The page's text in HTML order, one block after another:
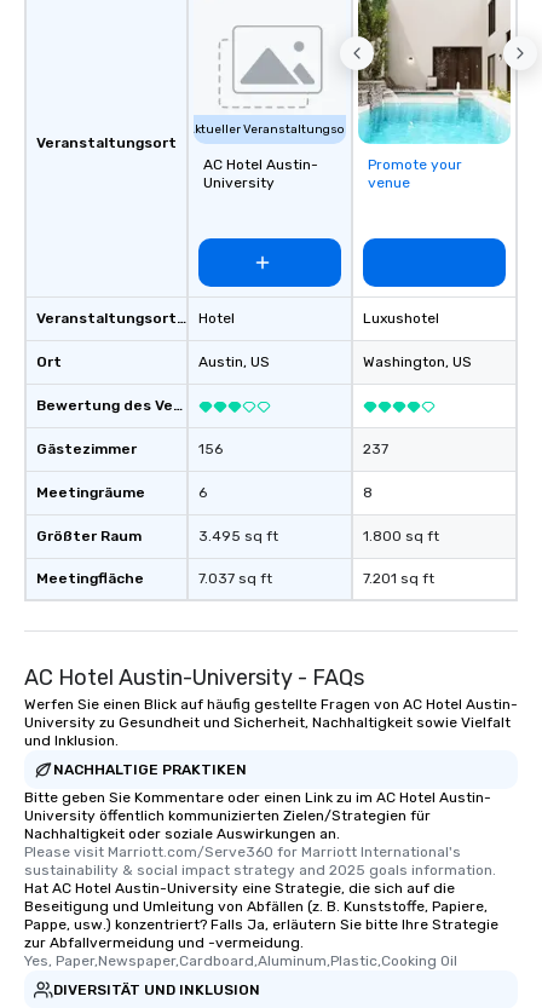
Veranstaltungsort
Veranstaltungsortstyp
Ort
Bewertung des Veranstaltungsortes
Gästezimmer
Meetingräume
Größter Raum
Meetingfläche
Aktueller Veranstaltungsort
AC Hotel Austin-
University
Hotel
Austin, US
156
6
3.495 sq ft
7.037 sq ft
Promote your
venue
Luxushotel
Washington, US
237
8
1.800 sq ft
7.201 sq ft
AC Hotel Austin-University - FAQs
Werfen Sie einen Blick auf häufig gestellte Fragen von AC Hotel Austin-
University zu Gesundheit und Sicherheit, Nachhaltigkeit sowie Vielfalt
und Inklusion.
NACHHALTIGE PRAKTIKEN
Bitte geben Sie Kommentare oder einen Link zu im AC Hotel Austin-
University öffentlich kommunizierten Zielen/Strategien für
Nachhaltigkeit oder soziale Auswirkungen an.
Please visit Marriott.com/Serve360 for Marriott International's
sustainability & social impact strategy and 2025 goals information.
Hat AC Hotel Austin-University eine Strategie, die sich auf die
Beseitigung und Umleitung von Abfällen (z. B. Kunststoffe, Papiere,
Pappe, usw.) konzentriert? Falls Ja, erläutern Sie bitte Ihre Strategie
zur Abfallvermeidung und -vermeidung.
Yes, Paper,Newspaper,Cardboard,Aluminum,Plastic,Cooking Oil
DIVERSITÄT UND INKLUSION